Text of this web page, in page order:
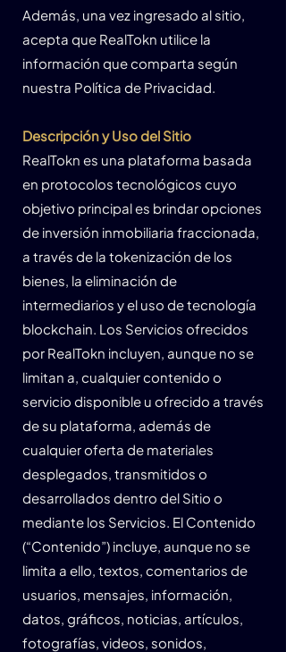
Además, una vez ingresado al sitio,
acepta que RealTokn utilice la
información que comparta según
nuestra Política de Privacidad.
Descripción y Uso del Sitio
RealTokn es una plataforma basada
en protocolos tecnológicos cuyo
objetivo principal es brindar opciones
de inversión inmobiliaria fraccionada,
a través de la tokenización de los
bienes, la eliminación de
intermediarios y el uso de tecnología
blockchain. Los Servicios ofrecidos
por RealTokn incluyen, aunque no se
limitan a, cualquier contenido o
servicio disponible u ofrecido a través
de su plataforma, además de
cualquier oferta de materiales
desplegados, transmitidos o
desarrollados dentro del Sitio o
mediante los Servicios. El Contenido
(“Contenido”) incluye, aunque no se
limita a ello, textos, comentarios de
usuarios, mensajes, información,
datos, gráficos, noticias, artículos,
fotografías, videos, sonidos,